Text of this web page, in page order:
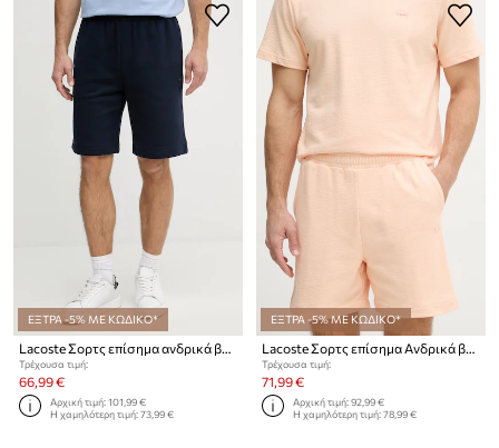
ΕΞΤΡΑ -5% ΜΕ ΚΩΔΙΚΟ*
Lacoste Σορτς επίσημα ανδρικά βαμβακερά
Τρέχουσα τιμή:
66,99 €
Αρχική τιμή:101,99 €
Η χαμηλότερη τιμή:73,99 €
ΕΞΤΡΑ -5% ΜΕ ΚΩΔΙΚΟ*
Lacoste Σορτς επίσημα Ανδρικά βαμβακερά
Τρέχουσα τιμή:
71,99 €
Αρχική τιμή:92,99 €
Η χαμηλότερη τιμή:78,99 €